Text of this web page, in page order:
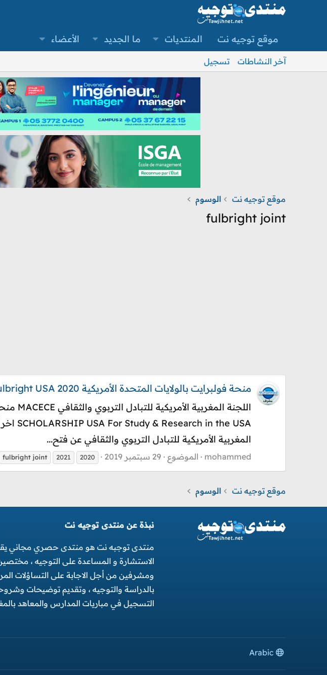
موقع توجيه نت المنتديات ما الجديد الأعضاء
آخر النشاطات تسجيل
موقع توجيه نت الوسوم
fulbright joint
منحة فولبرايت بالولايات المتحدة الأمريكية 2020 Program Fulbright USA
المغربية الأمريكية للتبادل التربوي والثقافي عن فتح...
mohammed الموضوع 29 سبتمبر 2019 2020
2021
fulbright joint
موقع توجيه نت الوسوم
نبذة عن منتدى توجيه نت
منتدى توجبه نت هو منتدى حصري مجاني
الاستشارة و المساعدة على التوجيه ،
ومشرفين من أجل الاجابة على التساؤلات
بالدراسة والتوجيه ، وتقديم توضيحات
التسجيل في مباريات المدارس والمعاهد